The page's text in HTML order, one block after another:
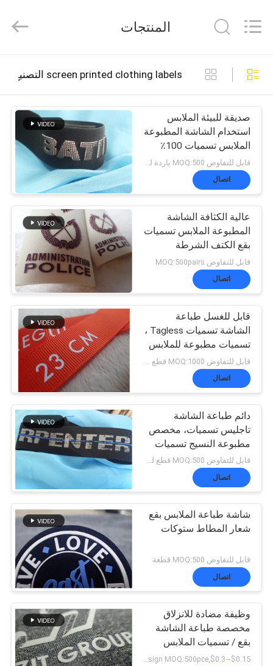
منزل
المنتجات
حول
جولة
المعمل
ضبط
الجودة
اتصل
أخبار
جميع
القضايا
SHOW
خريطة
Garment
Accessories
All
Reserved.
المنتجات
screen printed clothing labels التصنيع عبر الإنترنت
صديقة للبيئة الملابس
استخدام الشاشة المطبوعة
الملابس تسميات 100٪
مادة السيليكون
قابل للتفاوض MOQ:500 ياردة لكل لون
اتصال
عالية الكثافة الشاشة
المطبوعة الملابس تسميات
بقع الكتف الشرطة
قابل للتفاوض MOQ:500pairs
اتصال
قابل للغسل طباعة
الشاشة تسميات Tagless ،
تسميات مطبوعة للملابس
اتصال
دائم طباعة الشاشة
تاجليس تسميات، مخصص
مطبوعة النسيج تسميات
للملابس / قبعة
قابل للتفاوض MOQ:500 قطع لكل لون
اتصال
شاشة طباعة الملابس بقع
شعار المطاط ستوكات
قابل للتفاوض MOQ:500 قطعة
اتصال
وظيفة مضادة للانزلاق
مخصصة طباعة الشاشة
بقع / تسميات الملابس
القماش